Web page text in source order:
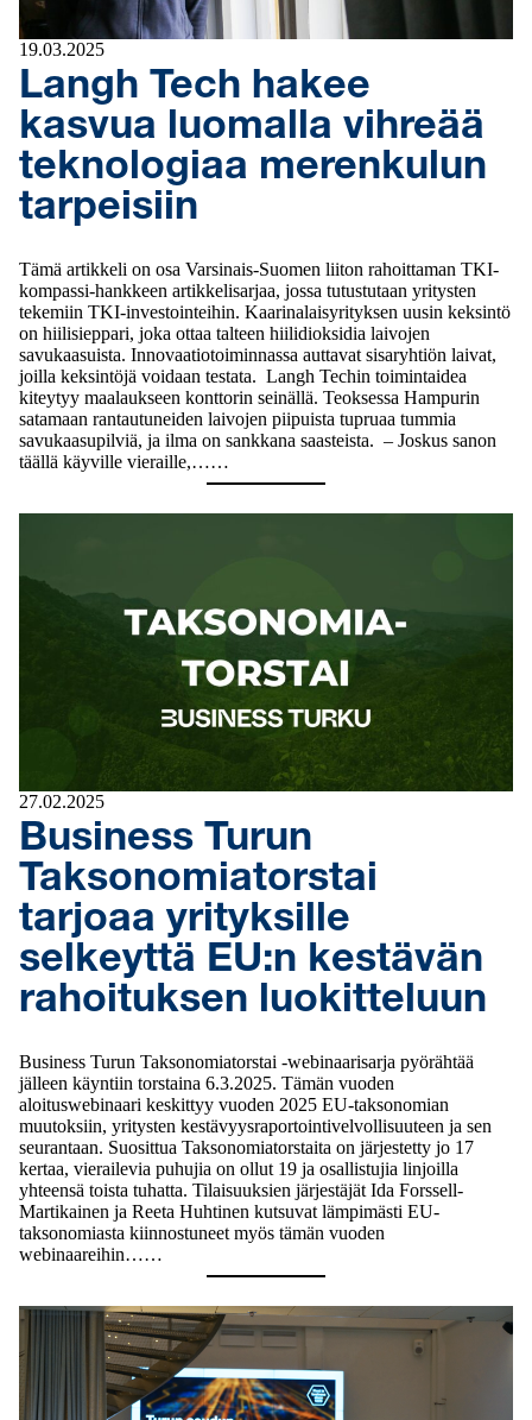
19.03.2025
Langh Tech hakee
kasvua luomalla vihreää
teknologiaa merenkulun
tarpeisiin
Tämä artikkeli on osa Varsinais-Suomen liiton rahoittaman TKI-
kompassi-hankkeen artikkelisarjaa, jossa tutustutaan yritysten
tekemiin TKI-investointeihin. Kaarinalaisyrityksen uusin keksintö
on hiilisieppari, joka ottaa talteen hiilidioksidia laivojen
savukaasuista. Innovaatiotoiminnassa auttavat sisaryhtiön laivat,
joilla keksintöjä voidaan testata. Langh Techin toimintaidea
kiteytyy maalaukseen konttorin seinällä. Teoksessa Hampurin
satamaan rantautuneiden laivojen piipuista tupruaa tummia
savukaasupilviä, ja ilma on sankkana saasteista. – Joskus sanon
täällä käyville vieraille,……
27.02.2025
Business Turun
Taksonomiatorstai
tarjoaa yrityksille
selkeyttä EU:n kestävän
rahoituksen luokitteluun
Business Turun Taksonomiatorstai -webinaarisarja pyörähtää
jälleen käyntiin torstaina 6.3.2025. Tämän vuoden
aloituswebinaari keskittyy vuoden 2025 EU-taksonomian
muutoksiin, yritysten kestävyysraportointivelvollisuuteen ja sen
seurantaan. Suosittua Taksonomiatorstaita on järjestetty jo 17
kertaa, vierailevia puhujia on ollut 19 ja osallistujia linjoilla
yhteensä toista tuhatta. Tilaisuuksien järjestäjät Ida Forssell-
Martikainen ja Reeta Huhtinen kutsuvat lämpimästi EU-
taksonomiasta kiinnostuneet myös tämän vuoden
webinaareihin……